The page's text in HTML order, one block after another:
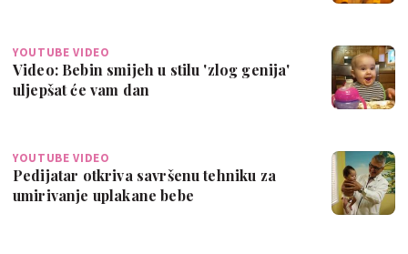
YOUTUBE VIDEO
Video: Bebin smijeh u stilu 'zlog genija'
uljepšat će vam dan
YOUTUBE VIDEO
Pedijatar otkriva savršenu tehniku za
umirivanje uplakane bebe